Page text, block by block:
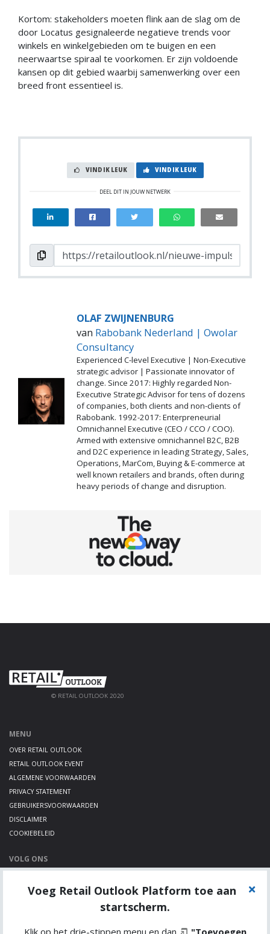
Kortom: stakeholders moeten flink aan de slag om de
door Locatus gesignaleerde negatieve trends voor
winkels en winkelgebieden om te buigen en een
neerwaartse spiraal te voorkomen. Er zijn voldoende
kansen op dit gebied waarbij samenwerking over een
breed front essentieel is.
VIND IK LEUK VIND IK LEUK
DEEL DIT IN JOUW NETWERK
OLAF ZWIJNENBURG
van Rabobank Nederland | Owolar
Consultancy
Experienced C-level Executive | Non-Executive
strategic advisor | Passionate innovator of
change. Since 2017: Highly regarded Non-
Executive Strategic Advisor for tens of dozens
of companies, both clients and non-clients of
Rabobank. 1992-2017: Enterpreneurial
Omnichannel Executive (CEO / CCO / COO).
Armed with extensive omnichannel B2C, B2B
and D2C experience in leading Strategy, Sales,
Operations, MarCom, Buying & E-commerce at
well known retailers and brands, often during
heavy periods of change and disruption.
© RETAIL OUTLOOK 2020
MENU
OVER RETAIL OUTLOOK
RETAIL OUTLOOK EVENT
ALGEMENE VOORWAARDEN
PRIVACY STATEMENT
GEBRUIKERSVOORWAARDEN
DISCLAIMER
COOKIEBELEID
VOLG ONS
TWITTER
Voeg Retail Outlook Platform toe aan
startscherm.
Klik op het drie-stippen menu en dan "Toevoegen